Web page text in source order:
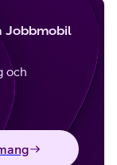
Jobbmobil
och